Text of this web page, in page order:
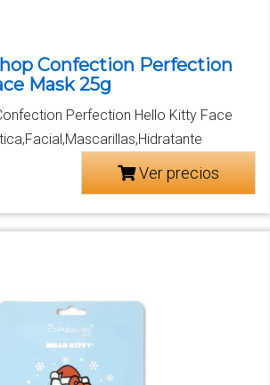
Confection Perfection
Mask 25g
Perfection Hello Kitty Face
Ver precios